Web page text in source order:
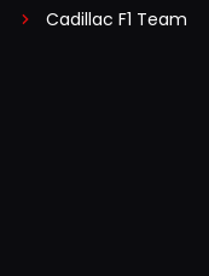
Cadillac F1 Team